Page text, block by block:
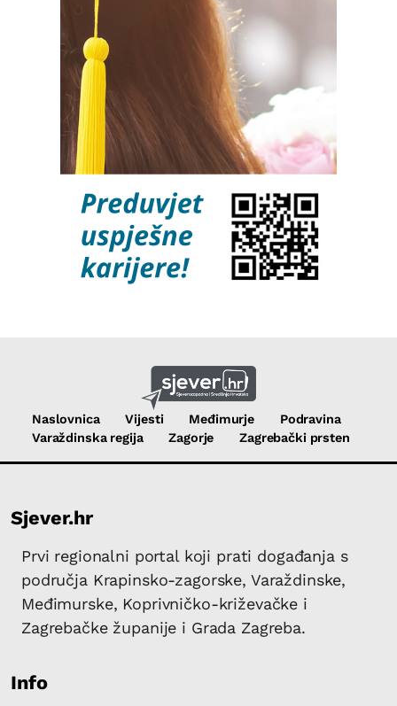
Naslovnica Vijesti Međimurje
Podravina
Varaždinska regija
Zagorje Zagrebački prsten
Sjever.hr
Prvi regionalni portal koji prati događanja s
područja Krapinsko-zagorske, Varaždinske,
Međimurske, Koprivničko-križevačke i
Zagrebačke županije i Grada Zagreba.
Info